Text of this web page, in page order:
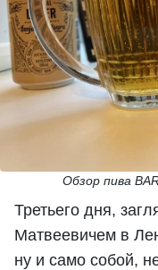
Обзор пива
Третьего дня,
Матвеевичем в
ну и само собой,